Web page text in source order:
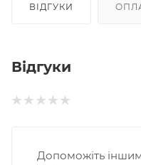
ВІДГУКИ
Відгуки
Допоможіть